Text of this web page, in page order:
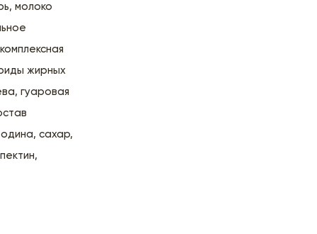
молоко
жирных
гуаровая
сахар,